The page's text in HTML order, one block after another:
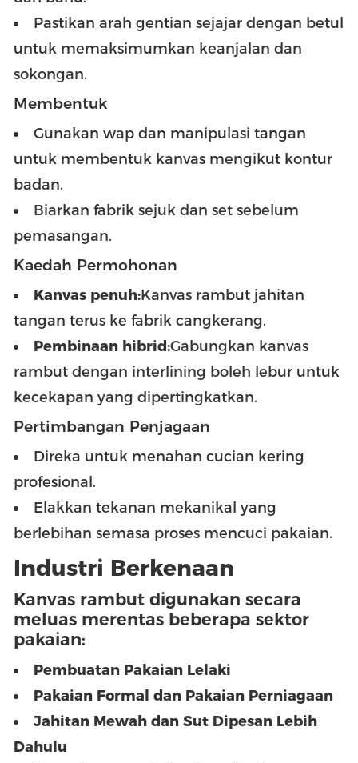
Pastikan arah gentian sejajar dengan betul
untuk memaksimumkan keanjalan dan
sokongan.
Membentuk
Gunakan wap dan manipulasi tangan
untuk membentuk kanvas mengikut kontur
badan.
Biarkan fabrik sejuk dan set sebelum
pemasangan.
Kaedah Permohonan
Kanvas penuh:Kanvas rambut jahitan
tangan terus ke fabrik cangkerang.
Pembinaan hibrid:Gabungkan kanvas
rambut dengan interlining boleh lebur untuk
kecekapan yang dipertingkatkan.
Pertimbangan Penjagaan
Direka untuk menahan cucian kering
profesional.
Elakkan tekanan mekanikal yang
berlebihan semasa proses mencuci pakaian.
Industri Berkenaan
Kanvas rambut digunakan secara
meluas merentas beberapa sektor
pakaian:
Pembuatan Pakaian Lelaki
Pakaian Formal dan Pakaian Perniagaan
Jahitan Mewah dan Sut Dipesan Lebih
Dahulu